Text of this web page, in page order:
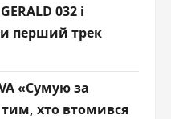
032 і
перший трек
«Сумую за
хто втомився